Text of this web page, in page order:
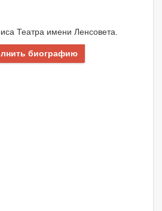
Театра имени Ленсовета.
биографию